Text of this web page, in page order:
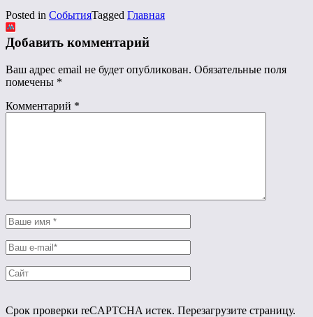
Posted in СобытияTagged Главная
Добавить комментарий
Ваш адрес email не будет опубликован. Обязательные поля
помечены *
Комментарий *
Срок проверки reCAPTCHA истек. Перезагрузите страницу.